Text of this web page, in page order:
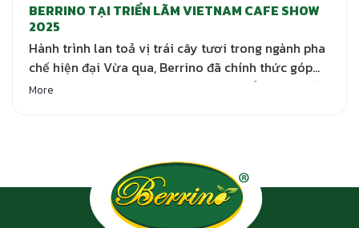
BERRINO TẠI TRIỂN LÃM VIETNAM CAFE SHOW
2025
Hành trình lan toả vị trái cây tươi trong ngành pha
chế hiện đại Vừa qua, Berrino đã chính thức góp
mặt tại Cafe Show Vietnam 2025 – triển lãm quốc
More